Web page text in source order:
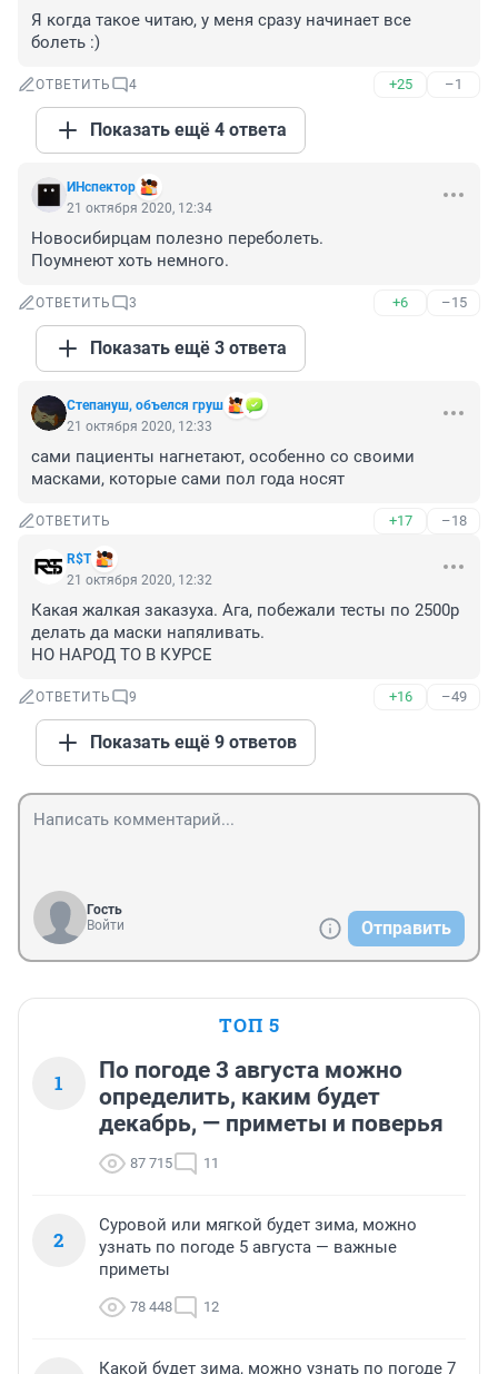
Я когда такое читаю, у меня сразу начинает все
болеть :)
ОТВЕТИТЬ 4 +25 –1
Показать ещё 4 ответа
ИНспектор
21 октября 2020, 12:34
Новосибирцам полезно переболеть.
Поумнеют хоть немного.
ОТВЕТИТЬ 3 +6 –15
Показать ещё 3 ответа
Степануш, объелся груш
21 октября 2020, 12:33
сами пациенты нагнетают, особенно со своими
масками, которые сами пол года носят
ОТВЕТИТЬ +17 –18
R$Т
21 октября 2020, 12:32
Какая жалкая заказуха. Ага, побежали тесты по 2500р
делать да маски напяливать.
НО НАРОД ТО В КУРСЕ
ОТВЕТИТЬ 9 +16 –49
Показать ещё 9 ответов
Гость
Войти
Отправить
ТОП 5
1
По погоде 3 августа можно
определить, каким будет
декабрь, — приметы и поверья
87 715 11
2
Суровой или мягкой будет зима, можно
узнать по погоде 5 августа — важные
приметы
78 448 12
Какой будет зима, можно узнать по погоде 7